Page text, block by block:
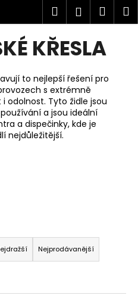
Hledat
KŘESLA
to nejlepší řešení pro
s extrémně
odolnost. Tyto židle jsou
a jsou ideální
a dispečinky, kde je
nejdůležitější.
Nejprodávanější